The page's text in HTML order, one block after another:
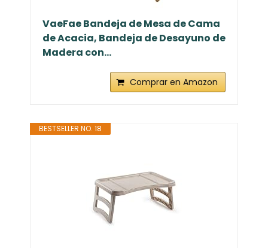
VaeFae Bandeja de Mesa de Cama
de Acacia, Bandeja de Desayuno de
Madera con...
Comprar en Amazon
BESTSELLER NO. 18